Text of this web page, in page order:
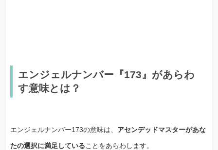
エンジェルナンバー『173』があらわ
す意味とは？
エンジェルナンバー173の意味は、 アセンデッドマスターがあな
たの選択に満足していることをあらわします。